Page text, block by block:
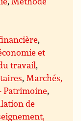
,
et
travail,
, Marchés,
Patrimoine,
de